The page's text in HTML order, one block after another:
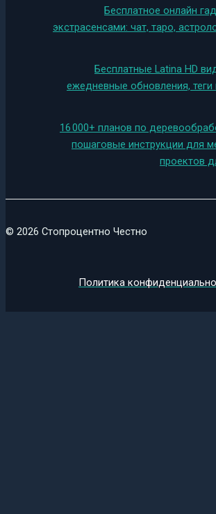
Бесплатное онлайн
экстрасенсами: чат, таро,
Бесплатные Latina HD
ежедневные обновления, теги
16 000+ планов по
пошаговые инструкции для
проектов
© 2026 Стопроцентно Честно
Политика